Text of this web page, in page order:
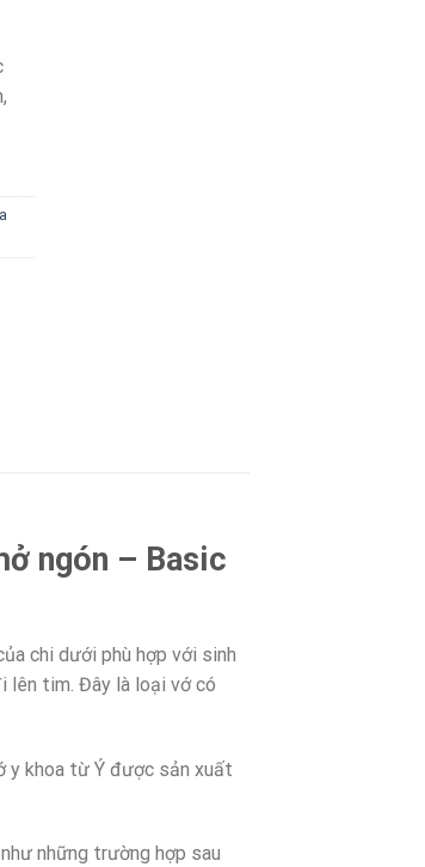
ngón – Basic
chi dưới phù hợp với sinh
lên tim. Đây là loại vớ có
y khoa từ Ý được sản xuất
những trường hợp sau